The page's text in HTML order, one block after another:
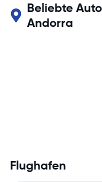
Beliebte
Andorra
Flughafen